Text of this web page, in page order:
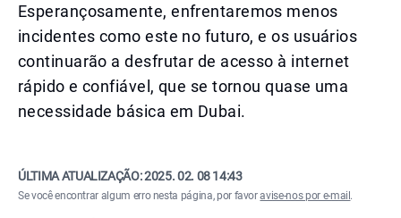
Esperançosamente, enfrentaremos menos
incidentes como este no futuro, e os usuários
continuarão a desfrutar de acesso à internet
rápido e confiável, que se tornou quase uma
necessidade básica em Dubai.
ÚLTIMA ATUALIZAÇÃO:2025. 02. 08 14:43
Se você encontrar algum erro nesta página, por favoravise-nos por e-mail .